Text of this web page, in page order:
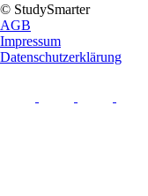
© StudySmarter
AGB
Impressum
Datenschutzerklärung